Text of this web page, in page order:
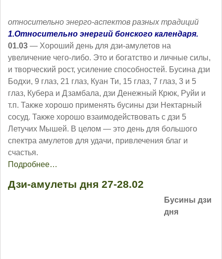
относительно энерго-аспектов разных традиций
1.Относительно энергий бонского календаря.
01.03 — Хороший день для дзи-амулетов на
увеличение чего-либо. Это и богатство и личные силы,
и творческий рост, усиление способностей. Бусина дзи
Бодхи, 9 глаз, 21 глаз, Куан Ти, 15 глаз, 7 глаз, 3 и 5
глаз, Кубера и Дзамбала, дзи Денежный Крюк, Руйи и
т.п. Также хорошо применять бусины дзи Нектарный
сосуд. Также хорошо взаимодействовать с дзи 5
Летучих Мышей. В целом — это день для большого
спектра амулетов для удачи, привлечения благ и
счастья.
Подробнее…
Дзи-амулеты дня 27-28.02
Бусины дзи
дня